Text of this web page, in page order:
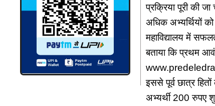
प्रक्रिया पूरी की
अधिक अभ्यर्थियों
महाविद्यालय में
बताया कि प्रथम
www.predeledraj
इससे पूर्व छात्र
अभ्यर्थी 200 रुपए